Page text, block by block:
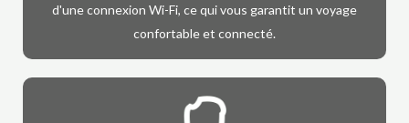
d'une connexion Wi-Fi, ce qui vous garantit un voyage
confortable et connecté.